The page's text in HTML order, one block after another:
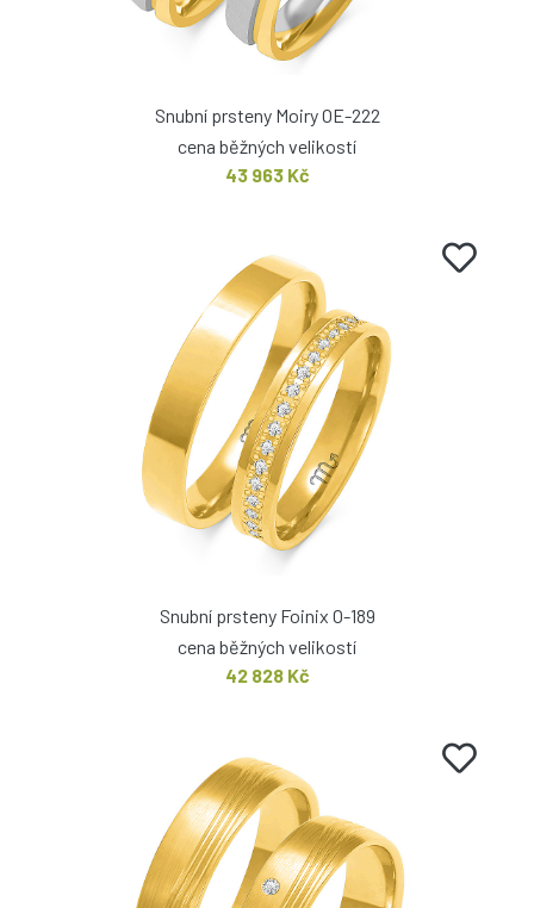
Snubní prsteny Moiry OE-222
cena běžných velikostí
43 963 Kč
Snubní prsteny Foinix O-189
cena běžných velikostí
42 828 Kč